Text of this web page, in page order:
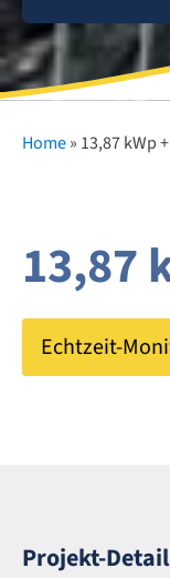
Home» 13,87 kWp
13,87
Echtzeit-
Projekt-